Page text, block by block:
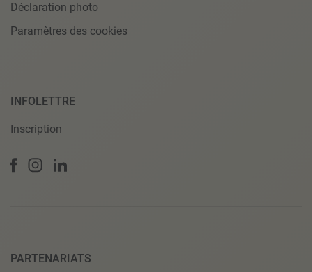
Déclaration photo
Paramètres des cookies
INFOLETTRE
Inscription
PARTENARIATS